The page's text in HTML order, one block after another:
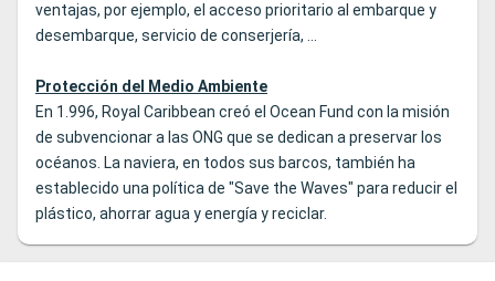
ventajas, por ejemplo, el acceso prioritario al embarque y
desembarque, servicio de conserjería, ...
Protección del Medio Ambiente
En 1.996, Royal Caribbean creó el Ocean Fund con la misión
de subvencionar a las ONG que se dedican a preservar los
océanos. La naviera, en todos sus barcos, también ha
establecido una política de "Save the Waves" para reducir el
plástico, ahorrar agua y energía y reciclar.